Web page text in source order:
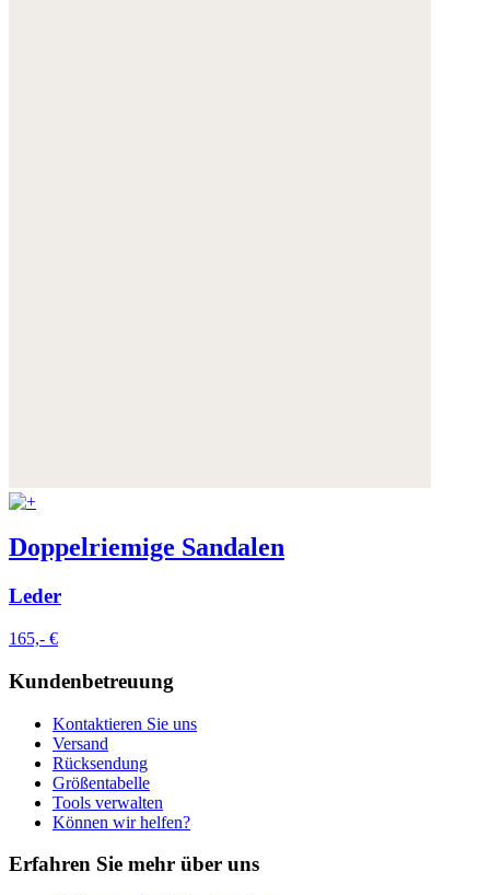
Doppelriemige Sandalen
Leder
165,- €
Kundenbetreuung
Kontaktieren Sie uns
Versand
Rücksendung
Größentabelle
Tools verwalten
Können wir helfen?
Erfahren Sie mehr über uns